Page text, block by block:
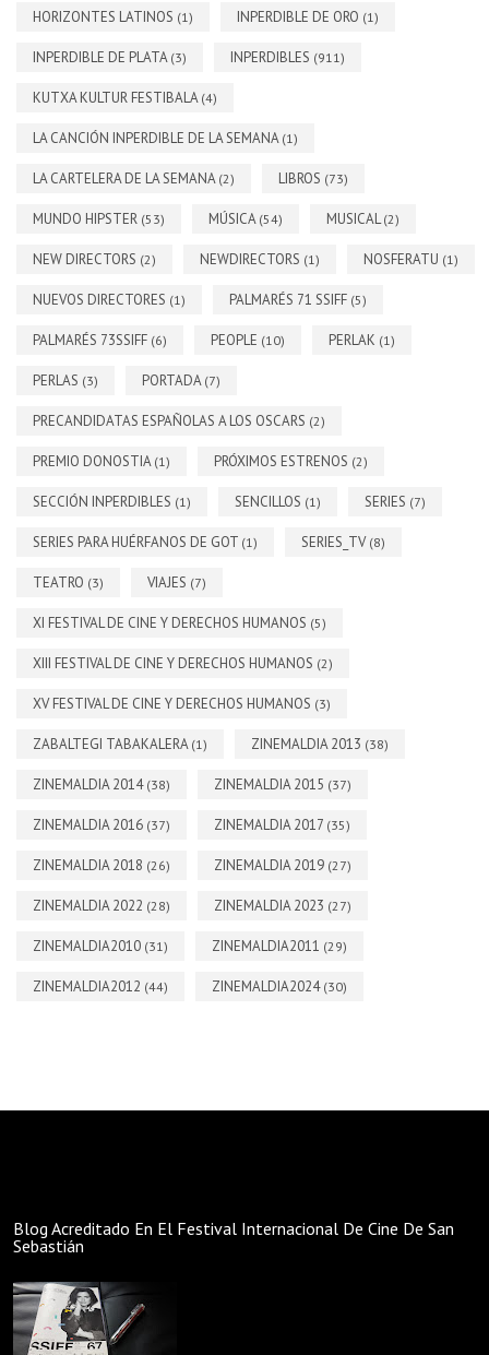
HORIZONTES LATINOS (1) INPERDIBLE DE ORO (1)
INPERDIBLE DE PLATA (3) INPERDIBLES (911)
KUTXA KULTUR FESTIBALA (4)
LA CANCIÓN INPERDIBLE DE LA SEMANA (1)
LA CARTELERA DE LA SEMANA (2) LIBROS (73)
MUNDO HIPSTER (53) MÚSICA (54) MUSICAL(2)
NEW DIRECTORS (2) NEWDIRECTORS (1) NOSFERATU (1)
NUEVOS DIRECTORES (1) PALMARÉS 71 SSIFF (5)
PALMARÉS 73SSIFF (6) PEOPLE (10) PERLAK (1)
PERLAS (3) PORTADA (7)
PRECANDIDATAS ESPAÑOLAS A LOS OSCARS (2)
PREMIO DONOSTIA (1) PRÓXIMOS ESTRENOS (2)
SECCIÓN INPERDIBLES (1) SENCILLOS (1) SERIES (7)
SERIES PARA HUÉRFANOS DE GOT (1) SERIES_TV (8)
TEATRO (3) VIAJES (7)
XI FESTIVAL DE CINE Y DERECHOS HUMANOS (5)
XIII FESTIVAL DE CINE Y DERECHOS HUMANOS (2)
XV FESTIVAL DE CINE Y DERECHOS HUMANOS (3)
ZABALTEGI TABAKALERA (1) ZINEMALDIA 2013 (38)
ZINEMALDIA 2014 (38) ZINEMALDIA 2015 (37)
ZINEMALDIA 2016 (37) ZINEMALDIA 2017 (35)
ZINEMALDIA 2018 (26) ZINEMALDIA 2019 (27)
ZINEMALDIA 2022 (28) ZINEMALDIA 2023 (27)
ZINEMALDIA2010 (31) ZINEMALDIA2011 (29)
ZINEMALDIA2012 (44) ZINEMALDIA2024 (30)
Blog Acreditado En El Festival Internacional De Cine De San
Sebastián